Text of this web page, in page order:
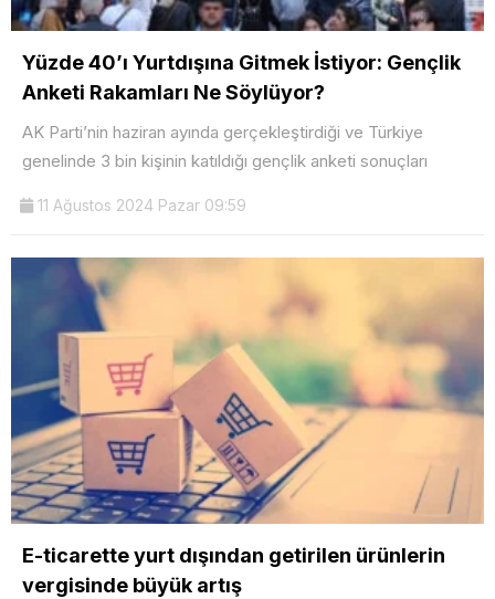
Yüzde 40’ı Yurtdışına Gitmek İstiyor: Gençlik
Anketi Rakamları Ne Söylüyor?
AK Parti’nin haziran ayında gerçekleştirdiği ve Türkiye
genelinde 3 bin kişinin katıldığı gençlik anketi sonuçları
11 Ağustos 2024 Pazar 09:59
E-ticarette yurt dışından getirilen ürünlerin
vergisinde büyük artış